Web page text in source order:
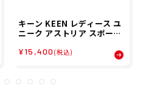
キーン KEEN レディース ユ
ニーク アストリア スポーツ
¥15,400 (税込)